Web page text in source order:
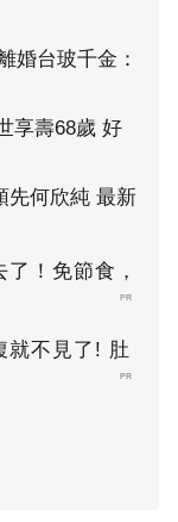
婚台玻千金：
享壽68歲 好
先何欣純 最新
！免節食，
PR
就不見了! 肚
PR